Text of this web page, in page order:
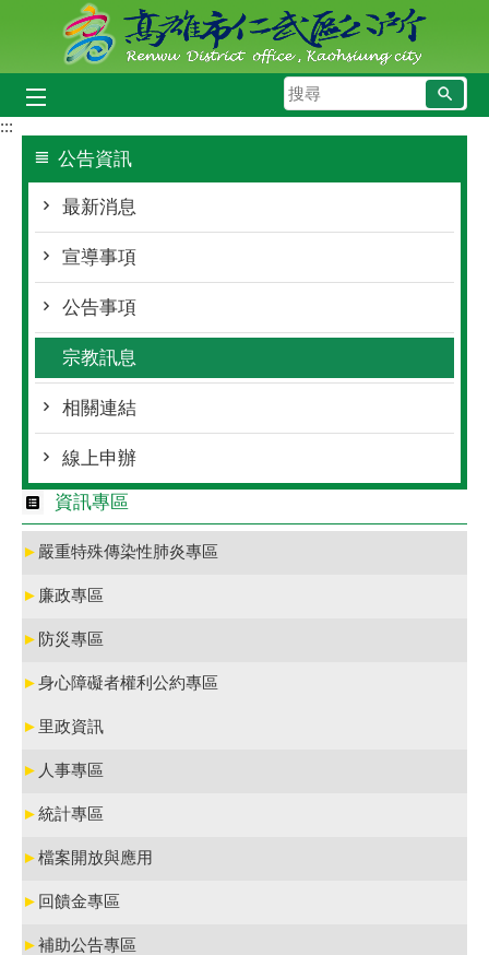
跳到主要內容區塊
搜
尋
:::
公告資訊
最新消息
宣導事項
公告事項
宗教訊息
相關連結
線上申辦
資訊專區
► 嚴重特殊傳染性肺炎專區
► 廉政專區
► 防災專區
►身心障礙者權利公約專區
► 里政資訊
► 人事專區
►統計專區
►檔案開放與應用
► 回饋金專區
►補助公告專區